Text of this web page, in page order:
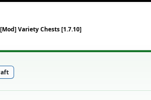
[Mod] Variety Chests [1.7.10]